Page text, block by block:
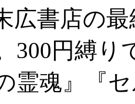
書店の最
300円縛り
霊魂』『